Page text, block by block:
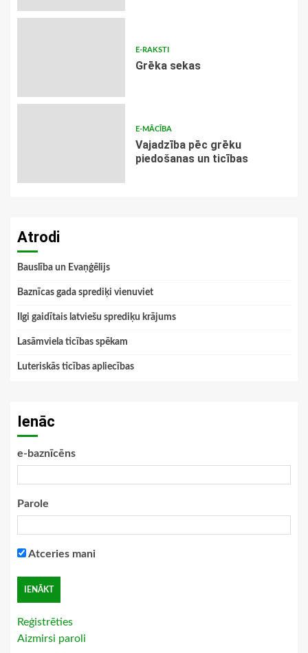
E-RAKSTI
Grēka sekas
E-MĀCĪBA
Vajadzība pēc grēku
piedošanas un ticības
Atrodi
Bauslība un Evaņģēlijs
Baznīcas gada sprediķi vienuviet
Ilgi gaidītais latviešu sprediķu krājums
Lasāmviela ticības spēkam
Luteriskās ticības apliecības
Ienāc
e-baznīcēns
Parole
Atceries mani
Reģistrēties
Aizmirsi paroli